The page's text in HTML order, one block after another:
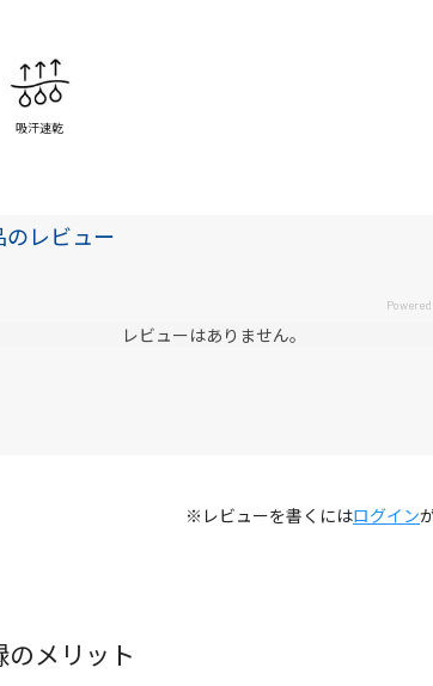
吸汗速乾
のレビュー
レビューはありません。
※レビューを書くにはログイン
のメリット